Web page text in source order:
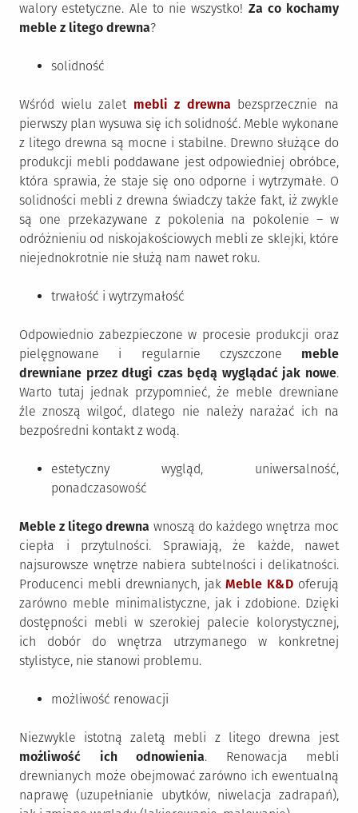
walory estetyczne. Ale to nie wszystko! Za co kochamy
meble z litego drewna?
solidność
Wśród wielu zalet mebli z drewna bezsprzecznie na
pierwszy plan wysuwa się ich solidność. Meble wykonane
z litego drewna są mocne i stabilne. Drewno służące do
produkcji mebli poddawane jest odpowiedniej obróbce,
która sprawia, że staje się ono odporne i wytrzymałe. O
solidności mebli z drewna świadczy także fakt, iż zwykle
są one przekazywane z pokolenia na pokolenie – w
odróżnieniu od niskojakościowych mebli ze sklejki, które
niejednokrotnie nie służą nam nawet roku.
trwałość i wytrzymałość
Odpowiednio zabezpieczone w procesie produkcji oraz
pielęgnowane i regularnie czyszczone meble
drewniane przez długi czas będą wyglądać jak nowe.
Warto tutaj jednak przypomnieć, że meble drewniane
źle znoszą wilgoć, dlatego nie należy narażać ich na
bezpośredni kontakt z wodą.
estetyczny wygląd, uniwersalność,
ponadczasowość
Meble z litego drewna wnoszą do każdego wnętrza moc
ciepła i przytulności. Sprawiają, że każde, nawet
najsurowsze wnętrze nabiera subtelności i delikatności.
Producenci mebli drewnianych, jakMeble K&D oferują
zarówno meble minimalistyczne, jak i zdobione. Dzięki
dostępności mebli w szerokiej palecie kolorystycznej,
ich dobór do wnętrza utrzymanego w konkretnej
stylistyce, nie stanowi problemu.
możliwość renowacji
Niezwykle istotną zaletą mebli z litego drewna jest
możliwość ich odnowienia. Renowacja mebli
drewnianych może obejmować zarówno ich ewentualną
naprawę (uzupełnianie ubytków, niwelacja zadrapań),